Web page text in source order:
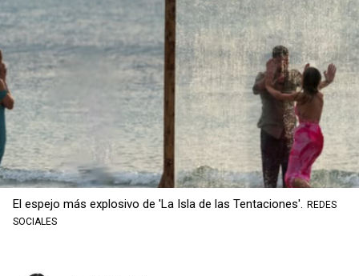
El espejo más explosivo de 'La Isla de las Tentaciones'. REDES
SOCIALES